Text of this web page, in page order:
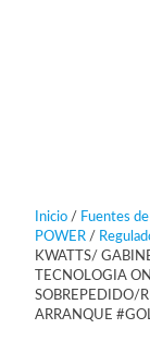
Inicio/ Fuentes
POWER/
KWATTS/
TECNOLOGIA
SOBREPEDIDO/
ARRANQUE